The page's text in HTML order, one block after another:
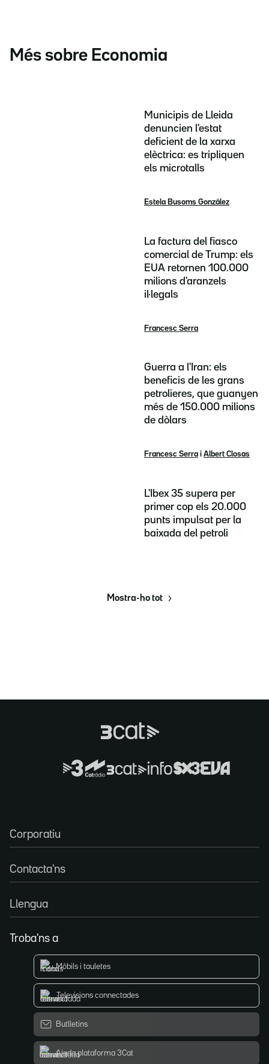
Més sobre Economia
Municipis de Lleida
denuncien l'estat
deficient de la xarxa
elèctrica: es tripliquen
els microtalls
Estela Busoms González
La factura del fiasco
comercial de Trump: els
EUA retornen 100.000
milions d'aranzels
il·legals
Francesc Serra
Guerra a l'Iran: els
beneficis de les grans
petrolieres, que guanyen
més de 150.000 milions
de dòlars
Francesc Serra i Albert Closas
L'Ibex 35 supera per
primer cop els 20.000
punts impulsat per la
baixada del petroli
Mostra-ho tot
Corporatiu
Contacta'ns
Llengua
Troba'ns a
Mòbils i tauletes
Televisions connectades
Butlletins
Ajuda plataforma 3Cat